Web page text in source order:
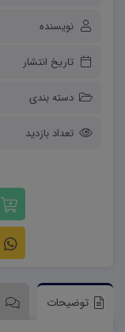
نویسنده
تاریخ انتشار
دسته بندی
تعداد بازدید
توضیحات